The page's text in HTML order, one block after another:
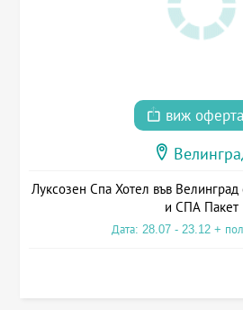
виж
Луксозен Спа Хотел във
и СПА Пакет
Дата: 28.07 - 23.12 +